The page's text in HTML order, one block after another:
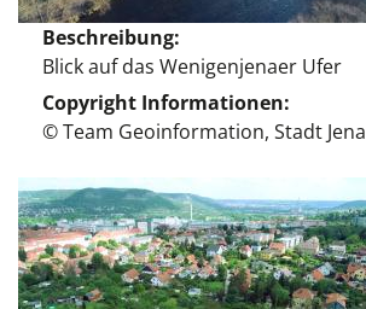
Beschreibung
Blick auf das Wenigenjenaer Ufer
Copyright Informationen
© Team Geoinformation, Stadt Jena